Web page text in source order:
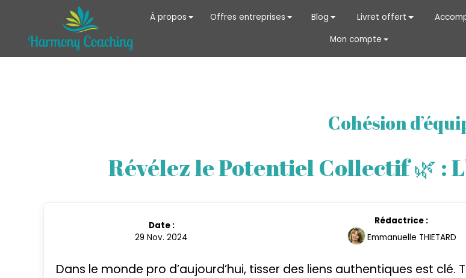
À propos Offres entreprises Blog Livret offert
Mon compte
Cohésion
Révélez le Potentiel Collectif 🌿 :
Date :
29 Nov. 2024
Rédactrice :
Emmanuelle THIETARD
Dans le monde pro d’aujourd’hui, tisser des liens authentiques est